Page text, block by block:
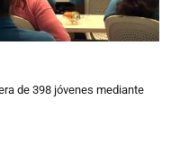
de 398 jóvenes mediante